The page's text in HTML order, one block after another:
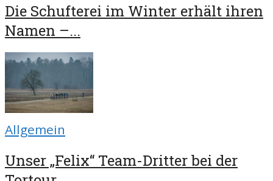
Die Schufterei im Winter erhält ihren
Namen –...
Allgemein
Unser „Felix“ Team-Dritter bei der